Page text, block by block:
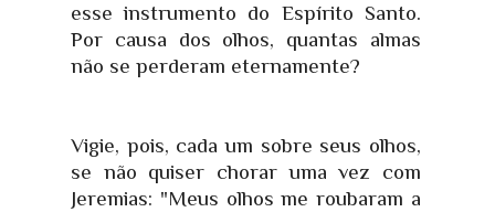
esse instrumento do Espírito Santo.
Por causa dos olhos, quantas almas
não se perderam eternamente?
Vigie, pois, cada um sobre seus olhos,
se não quiser chorar uma vez com
Jeremias: "Meus olhos me roubaram a